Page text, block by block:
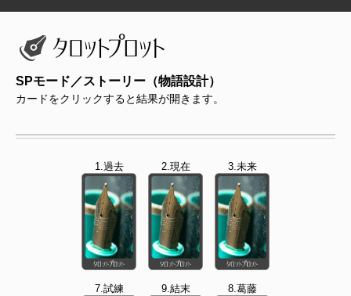
SPモード／ストーリー（物語設計）
カードをクリックすると結果が開きます。
1.過去 2.現在 3.未来
7.試練 9.結末 8.葛藤